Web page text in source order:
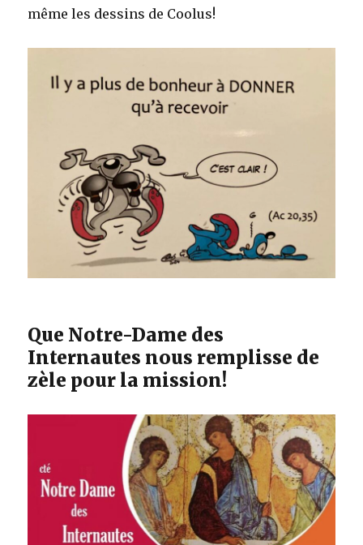
même les dessins de Coolus!
Que Notre-Dame des
Internautes nous remplisse de
zèle pour la mission!